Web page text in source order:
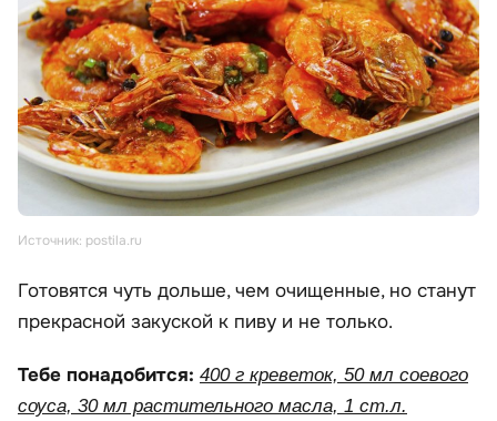
Источник: postila.ru
Готовятся чуть дольше, чем очищенные, но станут
прекрасной закуской к пиву и не только.
Тебе понадобится: 400 г креветок, 50 мл соевого
соуса, 30 мл растительного масла, 1 ст.л.